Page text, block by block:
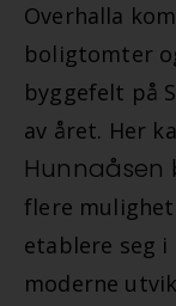
Overhalla
boligtomter
byggefelt på
av året. Her
flere
etablere seg i
moderne